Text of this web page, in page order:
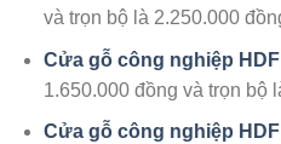
và trọn bộ là 2.250.000
Cửa gỗ công nghiệp
1.650.000 đồng và trọn bộ
Cửa gỗ công nghiệp HDF